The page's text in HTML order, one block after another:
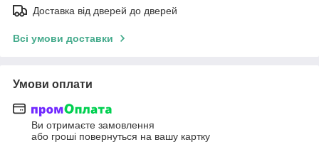
Доставка від дверей до дверей
Всі умови доставки
Умови оплати
Ви отримаєте замовлення
або гроші повернуться на вашу картку